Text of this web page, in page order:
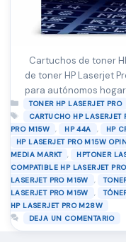
Cartuchos de toner
de toner HP Laserjet
para autónomos
puedes encontrar por
código de producto
necesiten ahorrar en
Leer más
Categorías
TONER HP LASERJET PRO
Etiquetas
CARTUCHO HP LASERJET
PRO M15W
, HP 44A , HP
HP LASERJET PRO M15W
MEDIA MARKT
, HPTONER
COMPATIBLE HP LASERJET
LASERJET PRO M15W
,
LASERJET PRO M15W
,
HP LASERJET PRO M28W
DEJA UN COMENTARIO